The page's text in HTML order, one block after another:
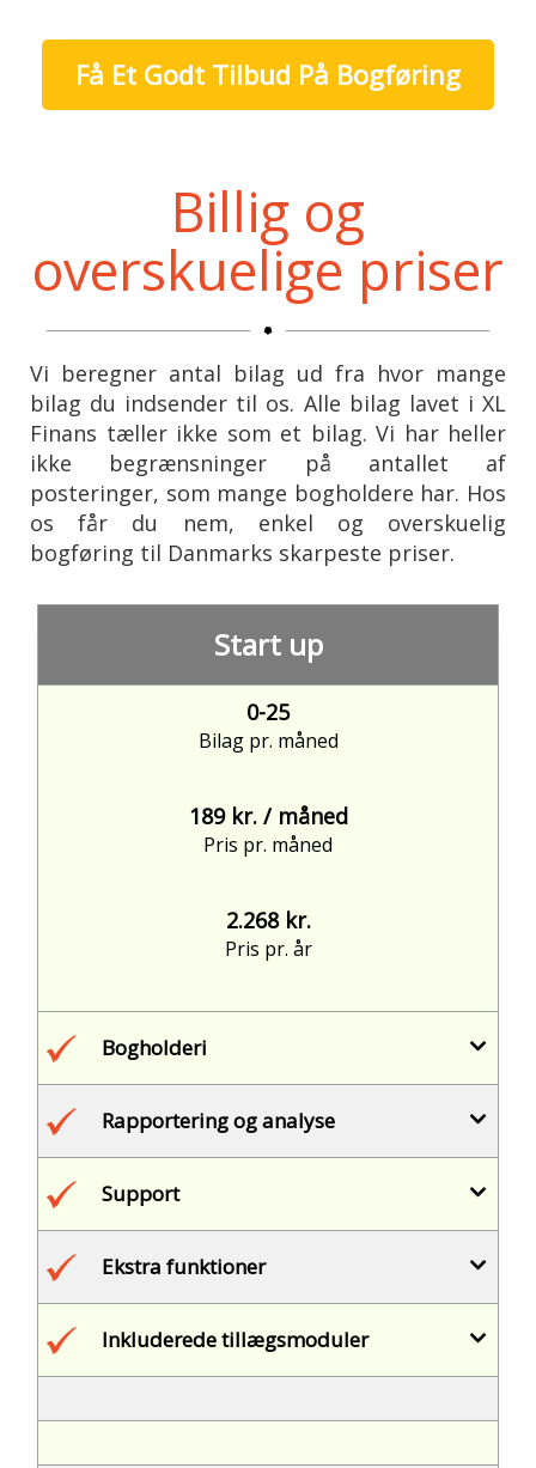
Få Et Godt Tilbud På Bogføring
Billig og
overskuelige priser
Vi beregner antal bilag ud fra hvor mange
bilag du indsender til os. Alle bilag lavet i XL
Finans tæller ikke som et bilag. Vi har heller
ikke begrænsninger på antallet af
posteringer, som mange bogholdere har. Hos
os får du nem, enkel og overskuelig
bogføring til Danmarks skarpeste priser.
Start up
0-25
Bilag pr. måned
189 kr. / måned
Pris pr. måned
2.268 kr.
Pris pr. år
Bogholderi
Rapportering og analyse
Support
Ekstra funktioner
Inkluderede tillægsmoduler